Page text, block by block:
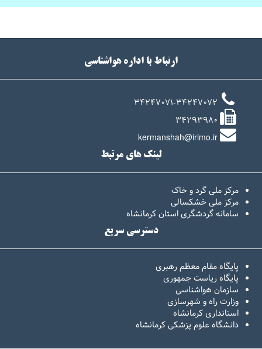
ارتباط با اداره هواشناسی
34247071-34247072
34293980
kermanshah@irimo.ir
لینک های مرتبط
مرکز ملی گرد و خاک
مرکز ملی خشکسالی
سامانه گردشگری استان کرمانشاه
دسترسی سریع
پایگاه مقام معظم رهبری
پایگاه ریاست جمهوری
سازمان هواشناسی
وزارت راه و شهرسازی
استانداری کرمانشاه
دانشگاه علوم پزشکی کرمانشاه